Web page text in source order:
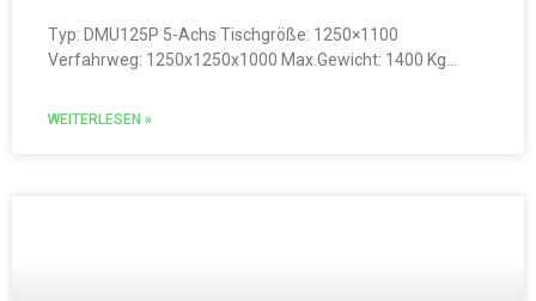
Typ: DMU125P 5-Achs Tischgröße: 1250×1100
Verfahrweg: 1250x1250x1000 Max.Gewicht: 1400 Kg…
WEITERLESEN »